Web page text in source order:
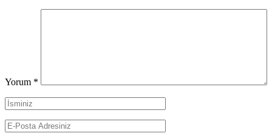
Yorum *